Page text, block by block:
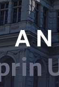
A N